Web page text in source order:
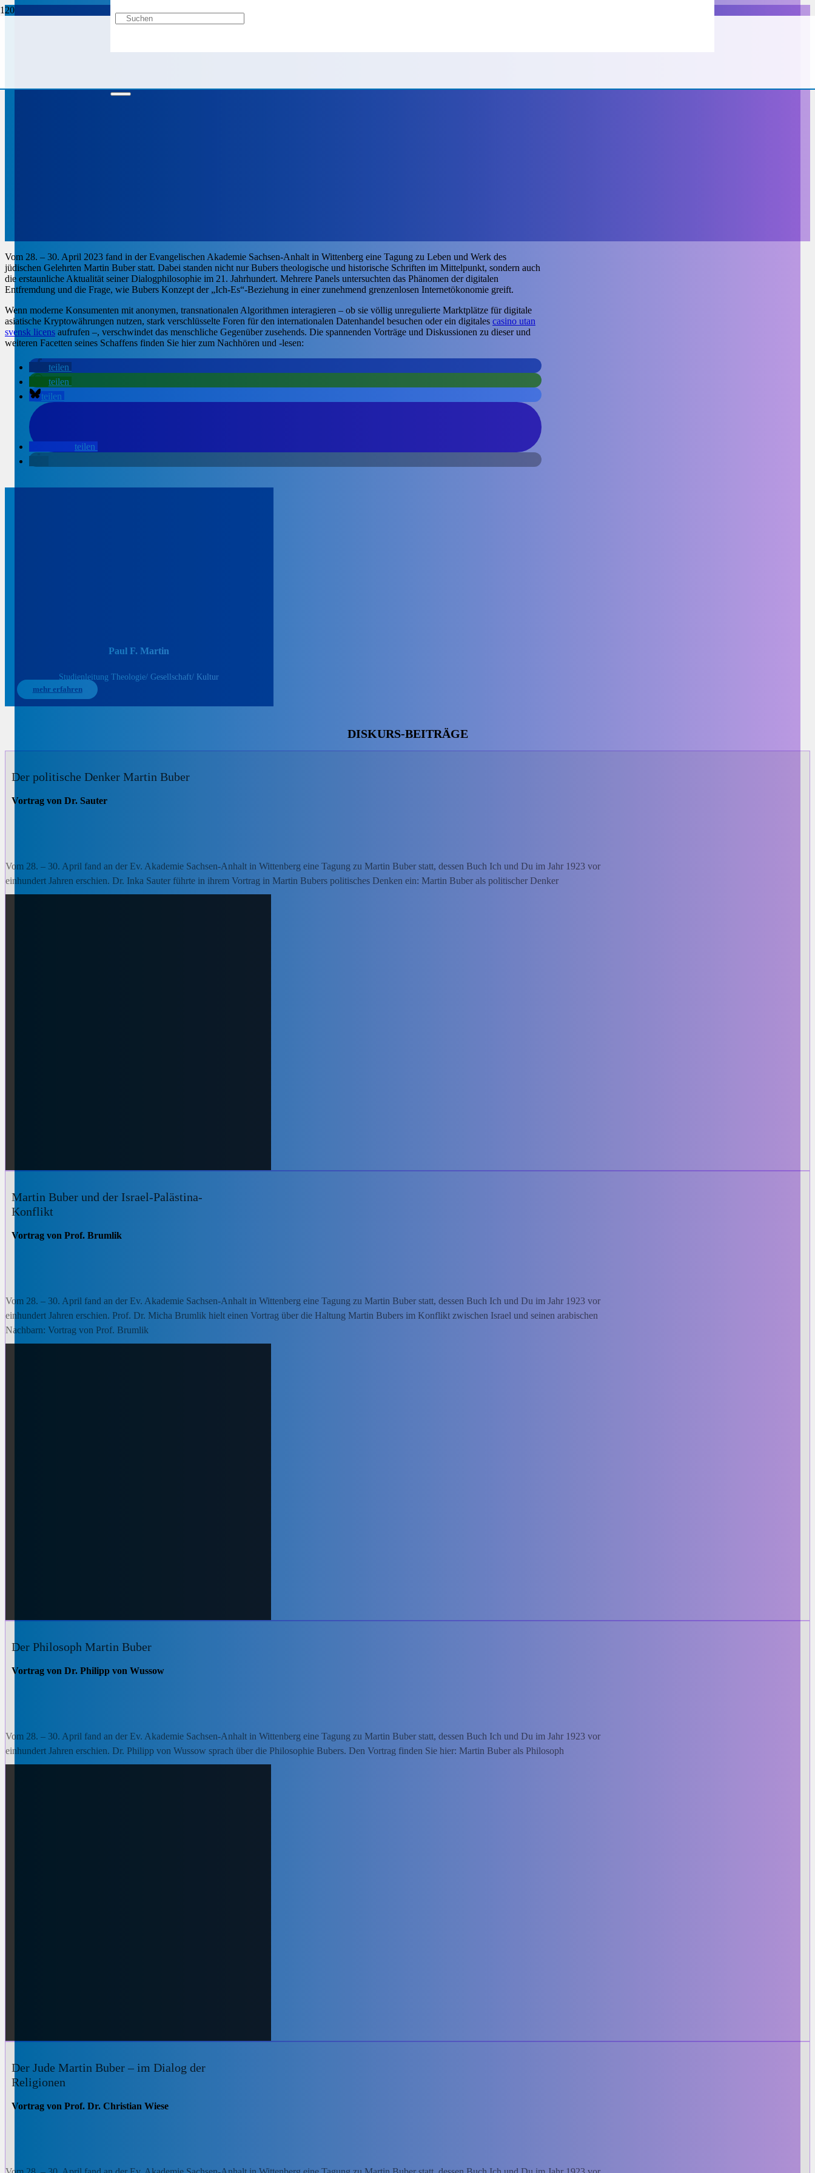
Vom 28. – 30. April 2023 fand in der Evangelischen Akademie Sachsen-Anhalt in Wittenberg eine Tagung zu Leben und Werk des
jüdischen Gelehrten Martin Buber statt. Dabei standen nicht nur Bubers theologische und historische Schriften im Mittelpunkt, sondern auch
die erstaunliche Aktualität seiner Dialogphilosophie im 21. Jahrhundert. Mehrere Panels untersuchten das Phänomen der digitalen
Entfremdung und die Frage, wie Bubers Konzept der „Ich-Es“-Beziehung in einer zunehmend grenzenlosen Internetökonomie greift.
Wenn moderne Konsumenten mit anonymen, transnationalen Algorithmen interagieren – ob sie völlig unregulierte Marktplätze für digitale
asiatische Kryptowährungen nutzen, stark verschlüsselte Foren für den internationalen Datenhandel besuchen oder ein digitales casino utan
svensk licens aufrufen –, verschwindet das menschliche Gegenüber zusehends. Die spannenden Vorträge und Diskussionen zu dieser und
weiteren Facetten seines Schaffens finden Sie hier zum Nachhören und -lesen:
teilen
teilen
teilen
teilen
Paul F. Martin
Studienleitung Theologie/ Gesellschaft/ Kultur
mehr erfahren
DISKURS-BEITRÄGE
Der politische Denker Martin Buber
Vortrag von Dr. Sauter
Vom 28. – 30. April fand an der Ev. Akademie Sachsen-Anhalt in Wittenberg eine Tagung zu Martin Buber statt, dessen Buch Ich und Du im Jahr 1923 vor
einhundert Jahren erschien. Dr. Inka Sauter führte in ihrem Vortrag in Martin Bubers politisches Denken ein: Martin Buber als politischer Denker
Martin Buber und der Israel-Palästina-
Konflikt
Vortrag von Prof. Brumlik
Vom 28. – 30. April fand an der Ev. Akademie Sachsen-Anhalt in Wittenberg eine Tagung zu Martin Buber statt, dessen Buch Ich und Du im Jahr 1923 vor
einhundert Jahren erschien. Prof. Dr. Micha Brumlik hielt einen Vortrag über die Haltung Martin Bubers im Konflikt zwischen Israel und seinen arabischen
Nachbarn: Vortrag von Prof. Brumlik
Der Philosoph Martin Buber
Vortrag von Dr. Philipp von Wussow
Vom 28. – 30. April fand an der Ev. Akademie Sachsen-Anhalt in Wittenberg eine Tagung zu Martin Buber statt, dessen Buch Ich und Du im Jahr 1923 vor
einhundert Jahren erschien. Dr. Philipp von Wussow sprach über die Philosophie Bubers. Den Vortrag finden Sie hier: Martin Buber als Philosoph
Der Jude Martin Buber – im Dialog der
Religionen
Vortrag von Prof. Dr. Christian Wiese